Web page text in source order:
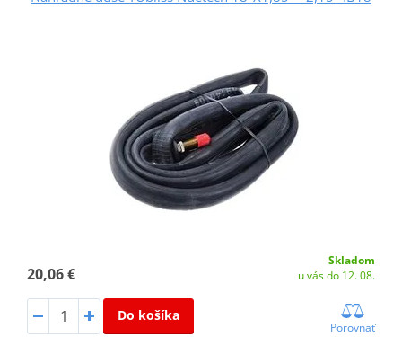
20,06 €
Skladom
u vás do 12. 08.
Do košíka
Porovnať